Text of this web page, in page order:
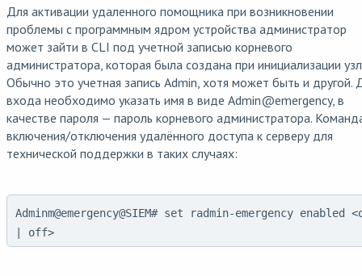
Для активации удаленного помощника при возникновении
проблемы с программным ядром устройства администратор
может зайти в CLI под учетной записью корневого
администратора, которая была создана при инициализации
Обычно это учетная запись Admin, хотя может быть и другой.
входа необходимо указать имя в виде Admin@emergency, в
качестве пароля — пароль корневого администратора.
включения/отключения удалённого доступа к серверу для
технической поддержки в таких случаях:
Adminm@emergency@SIEM# set radmin-emergency enabled
| off>